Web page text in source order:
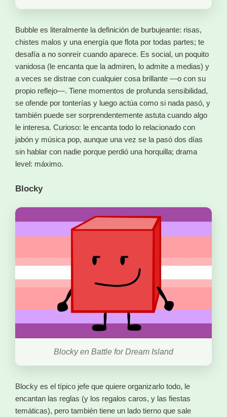
Bubble es literalmente la definición de burbujeante: risas,
chistes malos y una energía que flota por todas partes; te
desafía a no sonreír cuando aparece. Es social, un poquito
vanidosa (le encanta que la admiren, lo admite a medias) y
a veces se distrae con cualquier cosa brillante —o con su
propio reflejo—. Tiene momentos de profunda sensibilidad,
se ofende por tonterías y luego actúa como si nada pasó, y
también puede ser sorprendentemente astuta cuando algo
le interesa. Curioso: le encanta todo lo relacionado con
jabón y música pop, aunque una vez se la pasó dos días
sin hablar con nadie porque perdió una horquilla; drama
level: máximo.
Blocky
Blocky en Battle for Dream Island
Blocky es el típico jefe que quiere organizarlo todo, le
encantan las reglas (y los regalos caros, y las fiestas
temáticas), pero también tiene un lado tierno que sale